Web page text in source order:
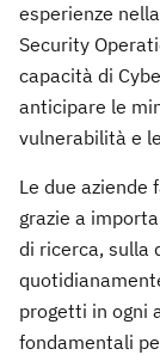
esperienze
Security
capacità di
anticipare le
vulnerabilità e
Le due aziende
grazie a
di ricerca, sulla
progetti in ogni
fondamentali